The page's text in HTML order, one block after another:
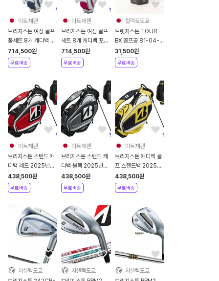
미트재팬
브리지스톤 여성 골프
풀세트 8개 캐디백 포
함 2022년 BSGBG-
100L
714,500원
무료배송
미트재팬
브리지스톤 여성 골프
세트 8개 캐디백 포함
2022년
714,500원
무료배송
컬렉트도쿄
브릿지스톤 TOUR
BX 골프공 81-04-
0294-142
31,500원
무료배송
미트재팬
브리지스톤 스탠드 캐
디백 레드 2025년
CB2502
438,500원
무료배송
미트재팬
브리지스톤 스탠드 캐
디백 블랙 2025년
CB2502
438,500원
무료배송
미트재팬
브리지스톤 캐디백 골
프 스탠드백 2025년
CB2502
438,500원
무료배송
지셀렉도쿄
지셀렉도쿄
지셀렉도쿄